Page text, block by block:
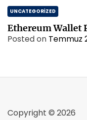
UNCATEGORIZED
Ethereum Wallet
Posted on Temmuz
Copyright © 2026